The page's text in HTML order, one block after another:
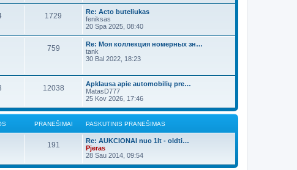
1729
Re: Acto buteliukas
feniksas
20 Spa 2025, 08:40
759
Re: Моя коллекция номерных зн…
tank
30 Bal 2022, 18:23
12038
Apklausa apie automobilių pre…
MatasD777
25 Kov 2026, 17:46
PRANEŠIMAI PASKUTINIS PRANEŠIMAS
191
Re: AUKCIONAI nuo 1lt - oldti…
Pjeras
28 Sau 2014, 09:54